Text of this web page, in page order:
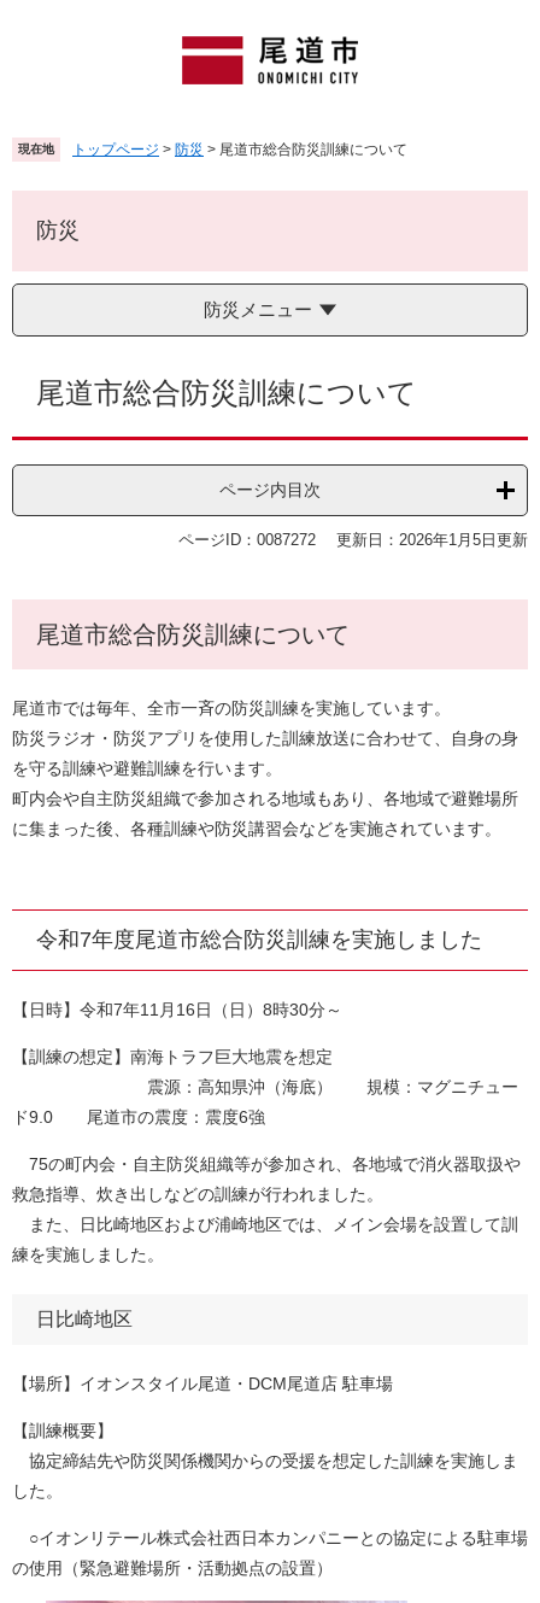
頭
で
す
飛
ば
し
へ
現在地 トップページ > 防災 > 尾道市総合防災訓練について
防災
防災メニュー
尾道市総合防災訓練について
ページ内目次
ページID：0087272 更新日：2026年1月5日更新
尾道市総合防災訓練について
尾道市では毎年、全市一斉の防災訓練を実施しています。
防災ラジオ・防災アプリを使用した訓練放送に合わせて、自身の身
を守る訓練や避難訓練を行います。
町内会や自主防災組織で参加される地域もあり、各地域で避難場所
に集まった後、各種訓練や防災講習会などを実施されています。
令和7年度尾道市総合防災訓練を実施しました
【日時】令和7年11月16日（日）8時30分～
【訓練の想定】南海トラフ巨大地震を想定
震源：高知県沖（海底） 規模：マグニチュー
ド9.0 尾道市の震度：震度6強
75の町内会・自主防災組織等が参加され、各地域で消火器取扱や
救急指導、炊き出しなどの訓練が行われました。
また、日比崎地区および浦崎地区では、メイン会場を設置して訓
練を実施しました。
日比崎地区
【場所】イオンスタイル尾道・DCM尾道店 駐車場
【訓練概要】
協定締結先や防災関係機関からの受援を想定した訓練を実施しま
した。
○イオンリテール株式会社西日本カンパニーとの協定による駐車場
の使用（緊急避難場所・活動拠点の設置）